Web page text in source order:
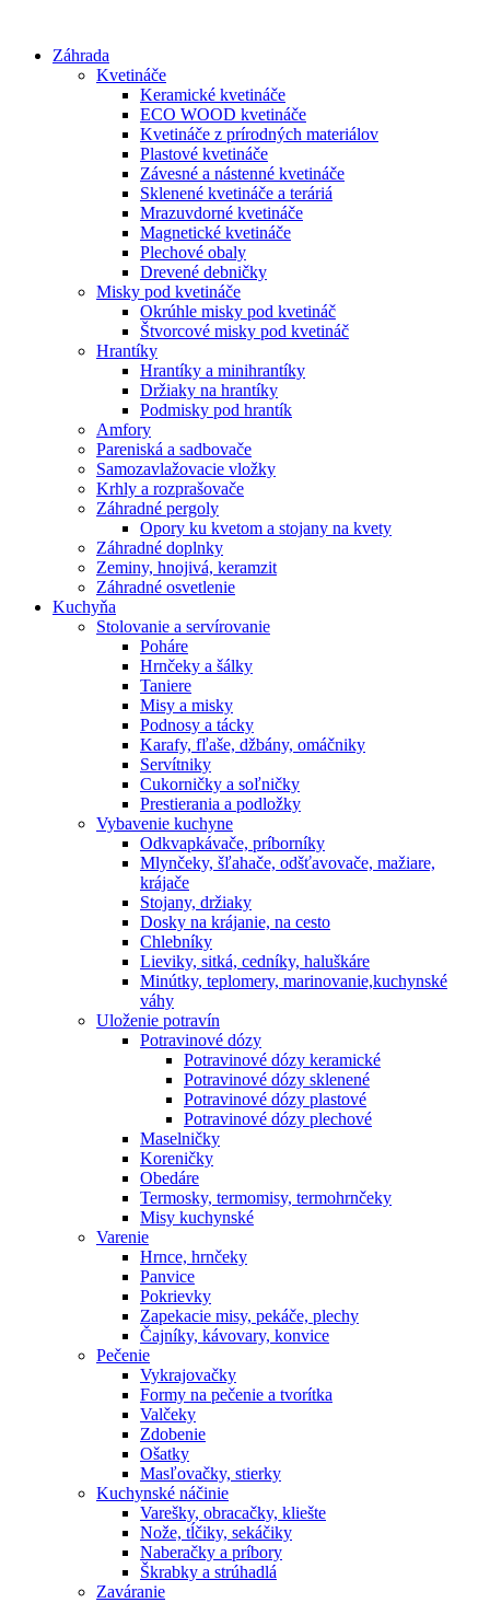
obsah
Záhrada
Kvetináče
Keramické kvetináče
ECO WOOD kvetináče
Kvetináče z prírodných materiálov
Plastové kvetináče
Závesné a nástenné kvetináče
Sklenené kvetináče a teráriá
Mrazuvdorné kvetináče
Magnetické kvetináče
Plechové obaly
Drevené debničky
Misky pod kvetináče
Okrúhle misky pod kvetináč
Štvorcové misky pod kvetináč
Hrantíky
Hrantíky a minihrantíky
Držiaky na hrantíky
Podmisky pod hrantík
Amfory
Pareniská a sadbovače
Samozavlažovacie vložky
Krhly a rozprašovače
Záhradné pergoly
Opory ku kvetom a stojany na kvety
Záhradné doplnky
Zeminy, hnojivá, keramzit
Záhradné osvetlenie
Kuchyňa
Stolovanie a servírovanie
Poháre
Hrnčeky a šálky
Taniere
Misy a misky
Podnosy a tácky
Karafy, fľaše, džbány, omáčniky
Servítniky
Cukorničky a soľničky
Prestierania a podložky
Vybavenie kuchyne
Odkvapkávače, príborníky
Mlynčeky, šľahače, odšťavovače, mažiare,
krájače
Stojany, držiaky
Dosky na krájanie, na cesto
Chlebníky
Lieviky, sitká, cedníky, haluškáre
Minútky, teplomery, marinovanie,kuchynské
váhy
Uloženie potravín
Potravinové dózy
Potravinové dózy keramické
Potravinové dózy sklenené
Potravinové dózy plastové
Potravinové dózy plechové
Maselničky
Koreničky
Obedáre
Termosky, termomisy, termohrnčeky
Misy kuchynské
Varenie
Hrnce, hrnčeky
Panvice
Pokrievky
Zapekacie misy, pekáče, plechy
Čajníky, kávovary, konvice
Pečenie
Vykrajovačky
Formy na pečenie a tvorítka
Valčeky
Zdobenie
Ošatky
Masľovačky, stierky
Kuchynské náčinie
Varešky, obracačky, kliešte
Nože, tĺčiky, sekáčiky
Naberačky a príbory
Škrabky a strúhadlá
Zaváranie